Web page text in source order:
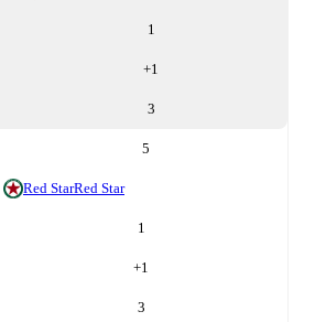
1
+1
3
5
Red StarRed Star
1
+1
3